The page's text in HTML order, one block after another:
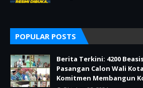
POPULAR POSTS
Berita Terkini: 4200
Pasangan Calon Wali
Komitmen Membangun